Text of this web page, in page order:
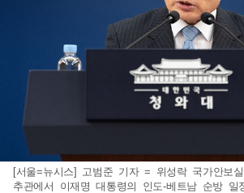
[서울=뉴시스] 고범준 기자 = 위성락 국가안보
추관에서 이재명 대통령의 인도-베트남 순방 일